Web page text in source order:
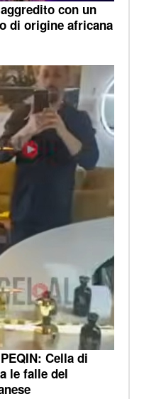
con un
di origine africana
Cella di
le falle del